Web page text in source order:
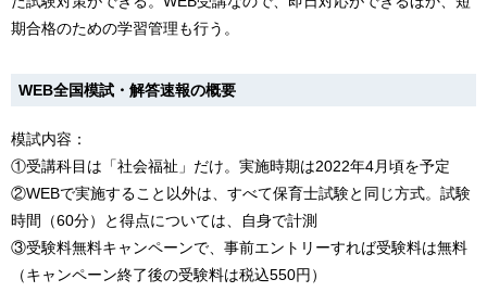
期合格のための学習管理も行う。
WEB全国模試・解答速報の概要
模試内容：
①受講科目は「社会福祉」だけ。実施時期は2022年4月頃を予定
②WEBで実施すること以外は、すべて保育士試験と同じ方式。試験
時間（60分）と得点については、自身で計測
③受験料無料キャンペーンで、事前エントリーすれば受験料は無料
（キャンペーン終了後の受験料は税込550円）